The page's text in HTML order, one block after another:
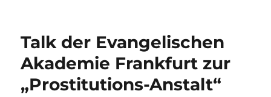
Talk der Evangelischen
Akademie Frankfurt zur
„Prostitutions-Anstalt“